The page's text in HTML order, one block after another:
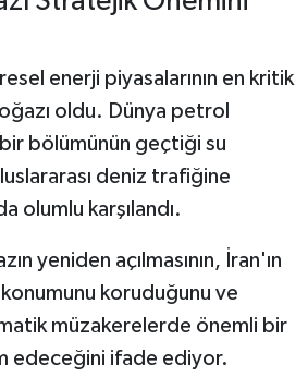
enerji piyasalarının en kritik
oldu. Dünya petrol
bölümünün geçtiği su
deniz trafiğine
olumlu karşılandı.
yeniden açılmasının, İran'ın
koruduğunu ve
müzakerelerde önemli bir
edeceğini ifade ediyor.